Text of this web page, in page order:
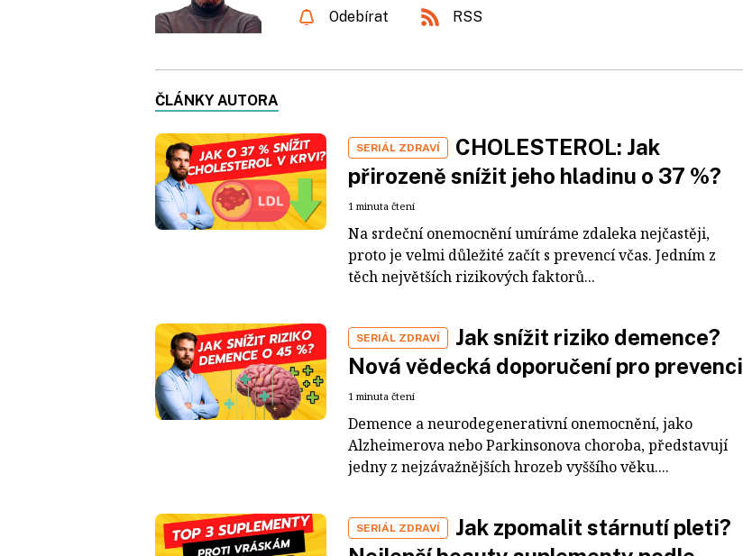
Odebírat RSS
ČLÁNKY AUTORA
SERIÁL ZDRAVÍ
CHOLESTEROL: Jak
přirozeně snížit jeho hladinu o 37 %?
1 minuta čtení
Na srdeční onemocnění umíráme zdaleka nejčastěji,
proto je velmi důležité začít s prevencí včas. Jedním z
těch největších rizikových faktorů...
SERIÁL ZDRAVÍ
Jak snížit riziko demence?
Nová vědecká doporučení pro prevenci
1 minuta čtení
Demence a neurodegenerativní onemocnění, jako
Alzheimerova nebo Parkinsonova choroba, představují
jedny z nejzávažnějších hrozeb vyššího věku....
SERIÁL ZDRAVÍ
Jak zpomalit stárnutí pleti?